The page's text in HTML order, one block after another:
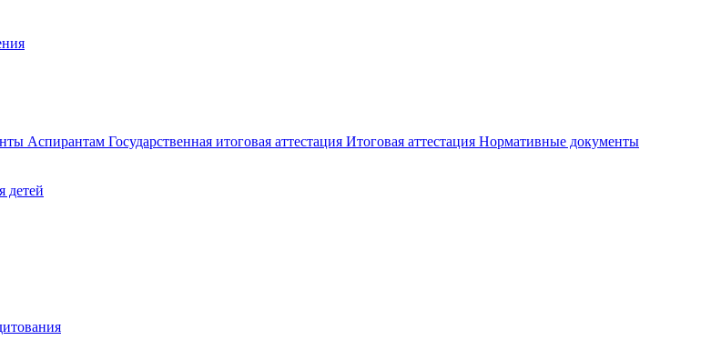
Аспирантам Государственная итоговая аттестация Итоговая аттестация Нормативные документы